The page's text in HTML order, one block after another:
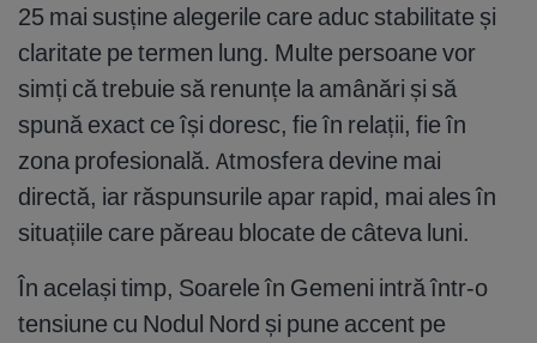
25 mai susține alegerile care aduc stabilitate și
claritate pe termen lung. Multe persoane vor
simți că trebuie să renunțe la amânări și să
spună exact ce își doresc, fie în relații, fie în
zona profesională. Atmosfera devine mai
directă, iar răspunsurile apar rapid, mai ales în
situațiile care păreau blocate de câteva luni.
În același timp, Soarele în Gemeni intră într-o
tensiune cu Nodul Nord și pune accent pe